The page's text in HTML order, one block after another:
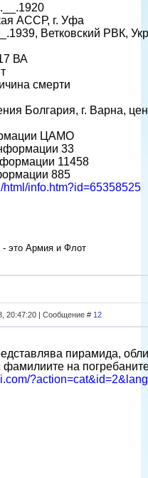
АССР, г. Уфа
Ветковский РВК,
ВА
смерти
Болгария, г. Варна,
ЦАМО
33
11458
885
html/info.htm?id=65358525
- это Армия и Флот
20:47:20 | Сообщение # 12
пирамида,
на